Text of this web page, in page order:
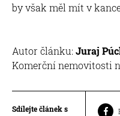
by však měl mít v
Autor článku: Juraj
Komerční nemovitosti
Sdílejte článek s